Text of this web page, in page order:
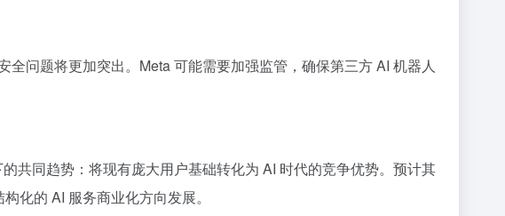
问题将更加突出。Meta 可能需要加强监管，确保第三方 AI 机器人
共同趋势：将现有庞大用户基础转化为 AI 时代的竞争优势。预计其
化的 AI 服务商业化方向发展。